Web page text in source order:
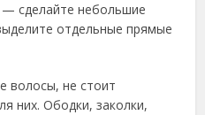
сделайте небольшие
отдельные прямые
волосы, не стоит
них. Ободки, заколки,